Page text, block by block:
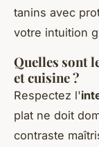
tanins avec
votre intuition
Quelles sont
et cuisine ?
Respectez l'
plat ne doit
contraste